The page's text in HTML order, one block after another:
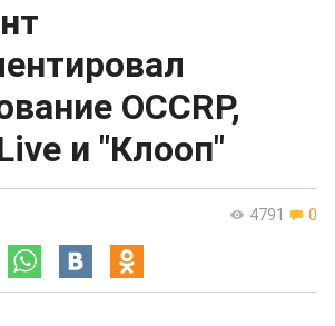
OCCRP,
и "Клооп"
4791 0